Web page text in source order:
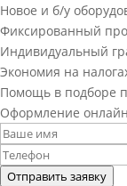
Новое и б/у
Фиксированный
Индивидуальный
Экономия на
Помощь в подборе
Оформление
Отправить заявку